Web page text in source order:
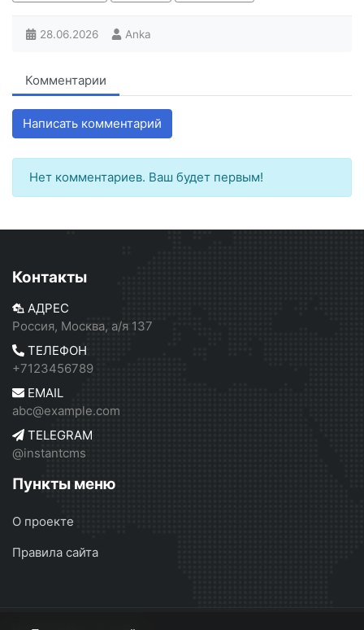
28.06.2026 Anka
Комментарии
Написать комментарий
Нет комментариев. Ваш будет первым!
Контакты
АДРЕС
Россия, Москва, а/я 137
ТЕЛЕФОН
+7123456789
EMAIL
abc@example.com
TELEGRAM
@instantcms
Пункты меню
О проекте
Правила сайта